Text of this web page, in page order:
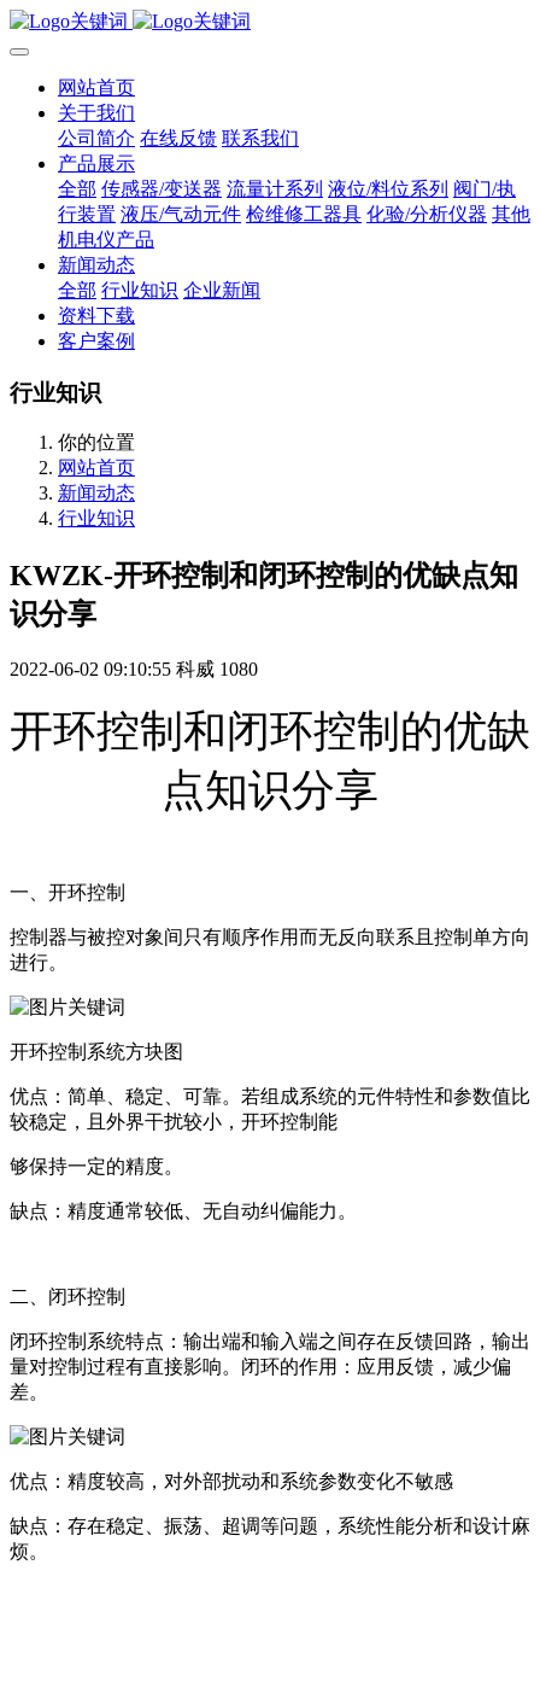
网站首页
关于我们
公司简介 在线反馈 联系我们
产品展示
全部 传感器/变送器 流量计系列 液位/料位系列 阀门/执
行装置 液压/气动元件 检维修工器具 化验/分析仪器 其他
机电仪产品
新闻动态
全部 行业知识 企业新闻
资料下载
客户案例
行业知识
你的位置
网站首页
新闻动态
行业知识
KWZK-开环控制和闭环控制的优缺点知
识分享
2022-06-02 09:10:55 科威 1080
开环控制和闭环控制的优缺
点知识分享
一、开环控制
控制器与被控对象间只有顺序作用而无反向联系且控制单方向
进行。
开环控制系统方块图
优点：简单、稳定、可靠。若组成系统的元件特性和参数值比
较稳定，且外界干扰较小，开环控制能
够保持一定的精度。
缺点：精度通常较低、无自动纠偏能力。
二、闭环控制
闭环控制系统特点：输出端和输入端之间存在反馈回路，输出
量对控制过程有直接影响。闭环的作用：应用反馈，减少偏
差。
优点：精度较高，对外部扰动和系统参数变化不敏感
缺点：存在稳定、振荡、超调等问题，系统性能分析和设计麻
烦。